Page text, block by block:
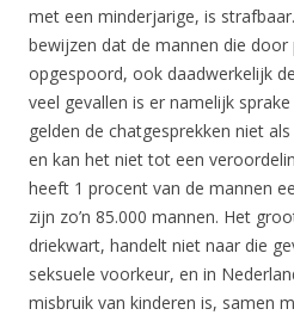
met een minderjarige, is
bewijzen dat de mannen die door
opgespoord, ook daadwerkelijk
veel gevallen is er namelijk
gelden de chatgesprekken niet
en kan het niet tot een
heeft 1 procent van de mannen
zijn zo’n 85.000 mannen. Het
driekwart, handelt niet naar die
seksuele voorkeur, en in
misbruik van kinderen is, samen